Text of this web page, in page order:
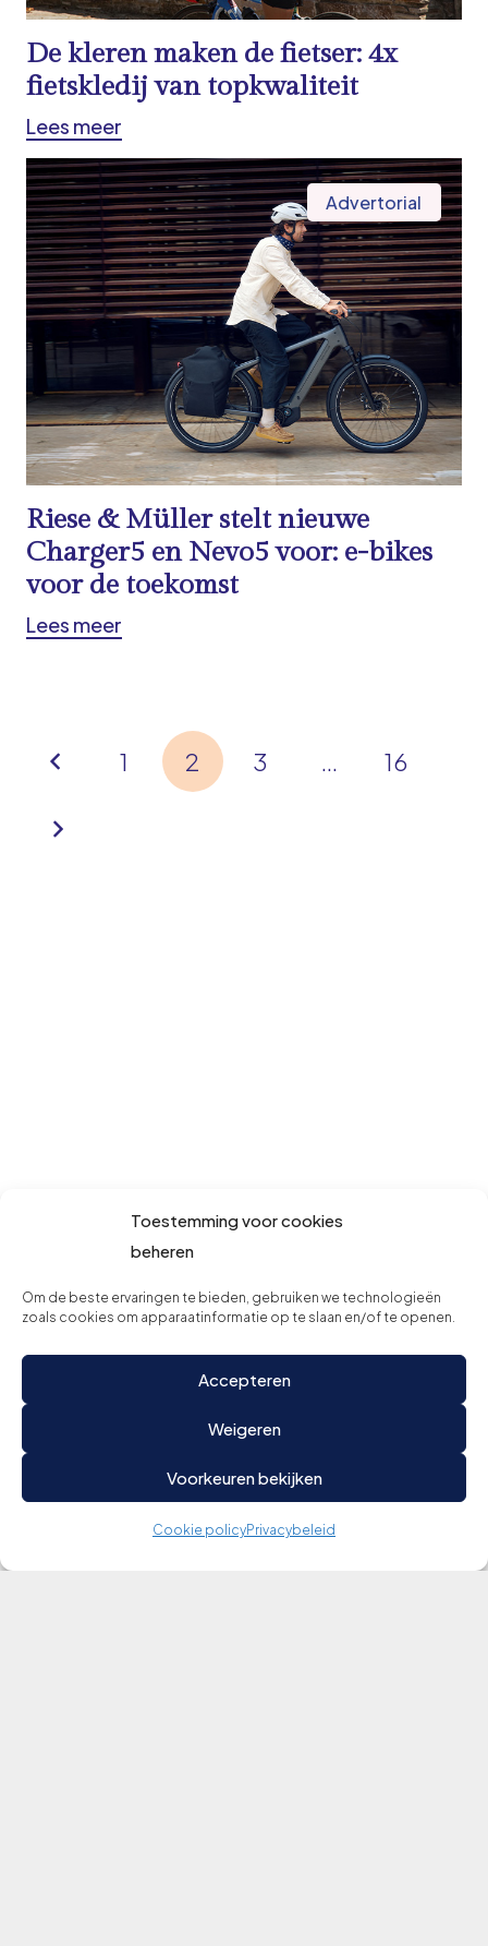
Toestemming voor cookies
beheren
Om de beste ervaringen te bieden, gebruiken we technologieën
zoals cookies om apparaatinformatie op te slaan en/of te openen.
Accepteren
Weigeren
Voorkeuren bekijken
Cookie policyPrivacybeleid
De kleren maken de fietser: 4x
fietskledij van topkwaliteit
Lees meer
Advertorial
Riese & Müller stelt nieuwe
Charger5 en Nevo5 voor: e-bikes
voor de toekomst
Lees meer
1 2 3 … 16